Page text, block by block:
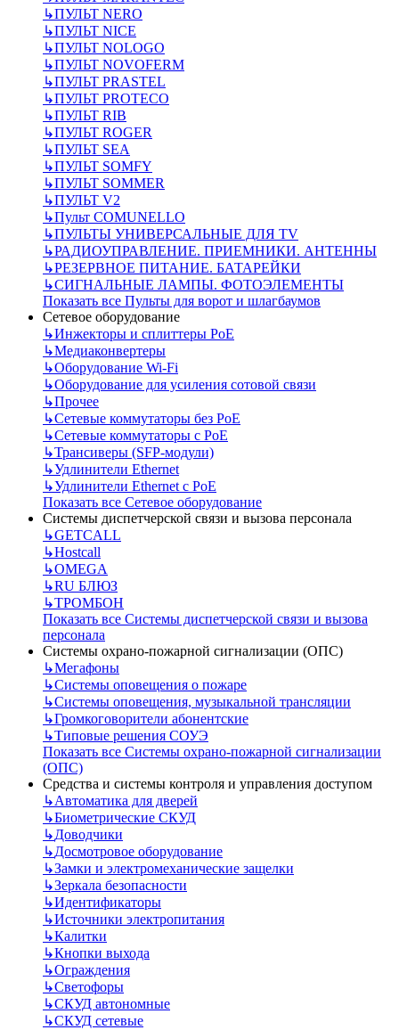
↳ПУЛЬТ NERO
↳ПУЛЬТ NICE
↳ПУЛЬТ NOLOGO
↳ПУЛЬТ NOVOFERM
↳ПУЛЬТ PRASTEL
↳ПУЛЬТ PROTECO
↳ПУЛЬТ RIB
↳ПУЛЬТ ROGER
↳ПУЛЬТ SEA
↳ПУЛЬТ SOMFY
↳ПУЛЬТ SOMMER
↳ПУЛЬТ V2
↳Пульт СOMUNELLO
↳ПУЛЬТЫ УНИВЕРСАЛЬНЫЕ ДЛЯ TV
↳РАДИОУПРАВЛЕНИЕ. ПРИЕМНИКИ. АНТЕННЫ
↳РЕЗЕРВНОЕ ПИТАНИЕ. БАТАРЕЙКИ
↳СИГНАЛЬНЫЕ ЛАМПЫ. ФОТОЭЛЕМЕНТЫ
Показать все Пульты для ворот и шлагбаумов
Сетевое оборудование
↳Инжекторы и сплиттеры РоЕ
↳Медиаконвертеры
↳Оборудование Wi-Fi
↳Оборудование для усиления сотовой связи
↳Прочее
↳Сетевые коммутаторы без РоЕ
↳Сетевые коммутаторы с РоЕ
↳Трансиверы (SFP-модули)
↳Удлинители Ethernet
↳Удлинители Ethernet с PoE
Показать все Сетевое оборудование
Системы диспетчерской связи и вызова персонала
↳GETCALL
↳Hostcall
↳OMEGA
↳RU БЛЮЗ
↳ТРОМБОН
Показать все Системы диспетчерской связи и вызова
персонала
Системы охрано-пожарной сигнализации (ОПС)
↳Мегафоны
↳Системы оповещения о пожаре
↳Системы оповещения, музыкальной трансляции
↳Громкоговорители абонентские
↳Типовые решения СОУЭ
Показать все Системы охрано-пожарной сигнализации
(ОПС)
Средства и системы контроля и управления доступом
↳Автоматика для дверей
↳Биометрические СКУД
↳Доводчики
↳Досмотровое оборудование
↳Замки и электромеханические защелки
↳Зеркала безопасности
↳Идентификаторы
↳Источники электропитания
↳Калитки
↳Кнопки выхода
↳Ограждения
↳Светофоры
↳СКУД автономные
↳СКУД сетевые